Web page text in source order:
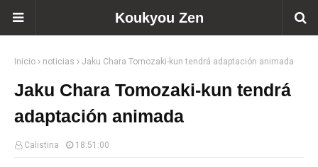
Koukyou Zen
Inicio noticias Jaku Chara Tomozaki-kun tendrá adaptación animada
Jaku Chara Tomozaki-kun tendrá
adaptación animada
Calistina 18:51:00